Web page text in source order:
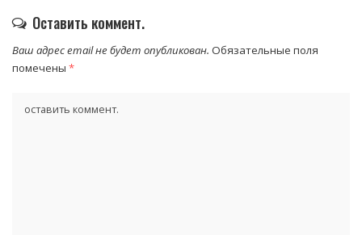
Оставить коммент.
Ваш адрес email не будет опубликован. Обязательные поля
помечены *